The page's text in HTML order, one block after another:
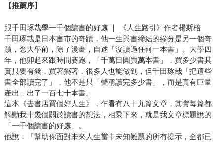
【推薦序】
跟千田琢哉學一千個讀書的好處 ｜ 《人生路引》作者楊斯棓
千田琢哉是日本書市的奇蹟，他一生與書締結的緣分是另一個奇
蹟，念大學前，除了漫畫，自述「沒讀過任何一本書」。大學四
年，他卯起來跟時間賽跑，「千萬日圓買萬本書」，買多少書其
實只要有錢，買著擺著，很多人也能做到，但千田琢哉「把這些
書全部讀完了」，他不是只「聲稱讀完多少書」，而是真有巨量
產出，出了一百七十本書。
這本《去書店買個好人生》，乍看有八十九篇文章，其實每篇都
觸動我十幾個關於讀書的想法，相乘下來，就是我文章標題說的
「一千個讀書的好處」。
他說：「幫助你面對未來人生當中未知難題的所有提示，全都已